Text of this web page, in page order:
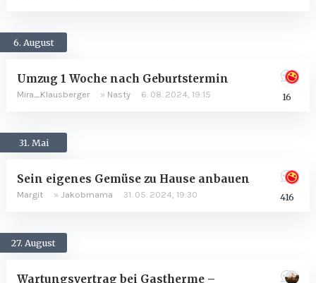
6. August
16
Umzug 1 Woche nach Geburtstermin
Mira_Klausberger » Nasty 6. 08. 2024, 19:15
31. Mai
416
Sein eigenes Gemüse zu Hause anbauen
Margit » Jakobmama 31. 05. 2024, 19:30
27. August
Wartungsvertrag bei Gastherme –